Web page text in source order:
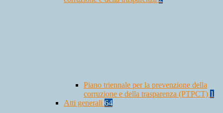
Piano triennale per la prevenzione della
corruzione e della trasparenza (PTPCT) 1
Atti generali 64